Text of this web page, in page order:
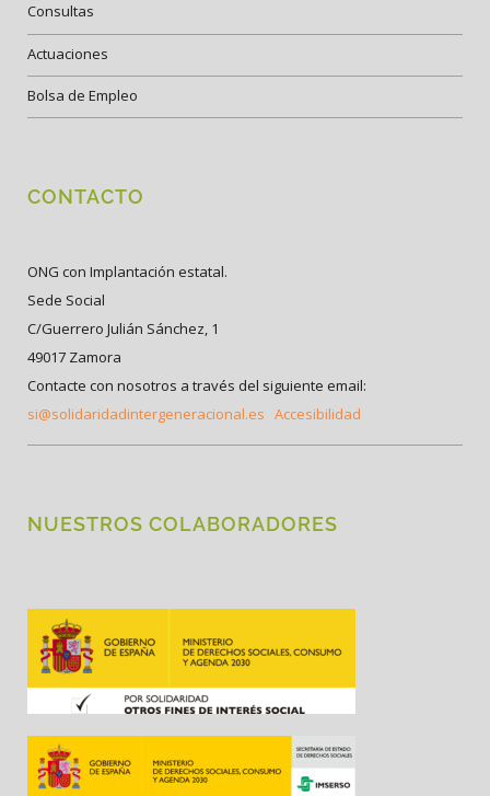
Consultas
Actuaciones
Bolsa de Empleo
CONTACTO
ONG con Implantación estatal.
Sede Social
C/Guerrero Julián Sánchez, 1
49017 Zamora
Contacte con nosotros a través del siguiente email:
si@solidaridadintergeneracional.es Accesibilidad
NUESTROS COLABORADORES